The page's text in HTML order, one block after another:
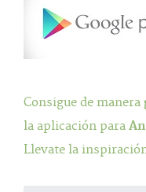
Consigue de manera
la aplicación para
Llevate la